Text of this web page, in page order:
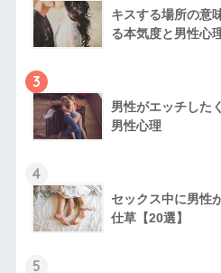
キスする場所の意
る本気度と男性心
3
男性がエッチした
男性心理
4
セックス中に男性
仕草【20選】
5